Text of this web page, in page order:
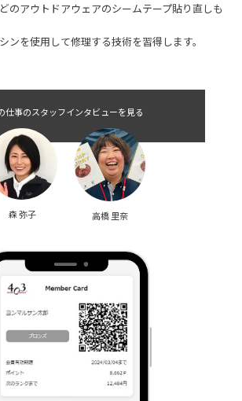
リペア力を習得します
製職はミシンを使用して洋服やテントのリペア
のアウトドアウェアのシームテープ貼り直しも
ンを使用して修理する技術を習得します。
の仕事のスタッフインタビューを見る
高橋 里奈